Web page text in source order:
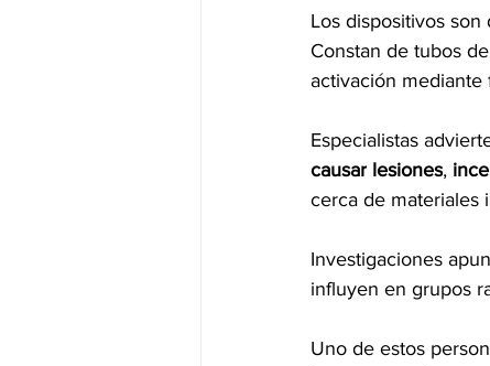
Los dispositivos son
Constan de tubos
activación mediante
Especialistas
causar lesiones,
cerca de materiales
Investigaciones
influyen en grupos
Uno de estos